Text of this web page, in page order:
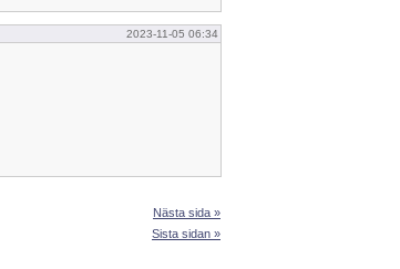
2023-11-05 06:34
Nästa sida »
Sista sidan »